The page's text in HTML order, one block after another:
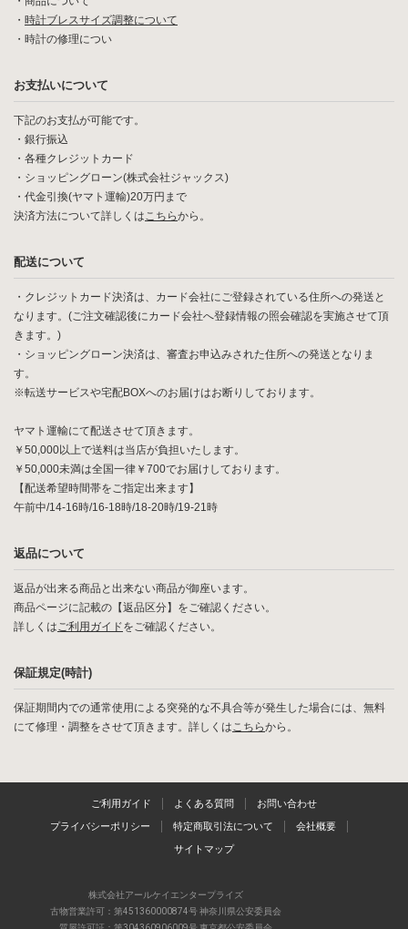
・ 時計ブレスサイズ調整について
・ 時計の修理につい
お支払いについて
下記のお支払が可能です。
・銀行振込
・各種クレジットカード
・ショッピングローン(株式会社ジャックス)
・代金引換(ヤマト運輸)20万円まで
決済方法について詳しくはこちらから。
配送について
・クレジットカード決済は、カード会社にご登録されている住所への発送と
なります。(ご注文確認後にカード会社へ登録情報の照会確認を実施させて頂
きます。)
・ショッピングローン決済は、審査お申込みされた住所への発送となりま
す。
※転送サービスや宅配BOXへのお届けはお断りしております。
ヤマト運輸にて配送させて頂きます。
￥50,000以上で送料は当店が負担いたします。
￥50,000未満は全国一律￥700でお届けしております。
【配送希望時間帯をご指定出来ます】
午前中/14-16時/16-18時/18-20時/19-21時
返品について
返品が出来る商品と出来ない商品が御座います。
商品ページに記載の【返品区分】をご確認ください。
詳しくはご利用ガイドをご確認ください。
保証規定(時計)
保証期間内での通常使用による突発的な不具合等が発生した場合には、無料
にて修理・調整をさせて頂きます。詳しくはこちらから。
ご利用ガイド よくある質問 お問い合わせ
プライバシーポリシー 特定商取引法について 会社概要
サイトマップ
株式会社アールケイエンタープライズ
古物営業許可：第451360000874号 神奈川県公安委員会